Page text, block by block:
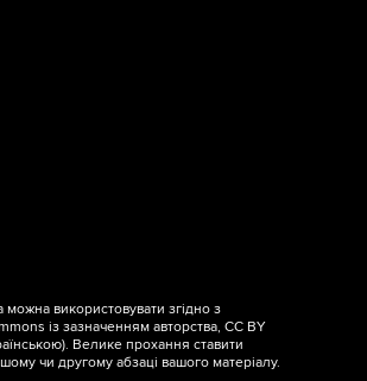
використовувати згідно з
із зазначенням авторства, CC BY
). Велике прохання ставити
чи другому абзаці вашого матеріалу.